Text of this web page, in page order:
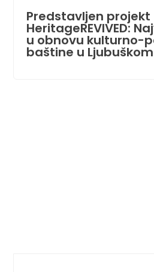
Predstavljen projekt
HeritageREVIVED:
u obnovu kulturno-
baštine u Ljubuškom